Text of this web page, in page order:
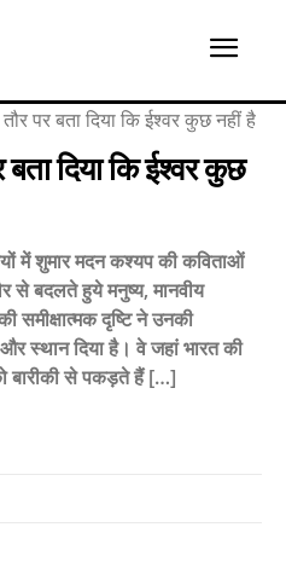
पर बता दिया कि ईश्वर कुछ नहीं है
बता दिया कि ईश्वर कुछ
में शुमार मदन कश्यप की कविताओं
से बदलते हुये मनुष्य, मानवीय
समीक्षात्मक दृष्टि ने उनकी
स्थान दिया है। वे जहां भारत की
बारीकी से पकड़ते हैं […]